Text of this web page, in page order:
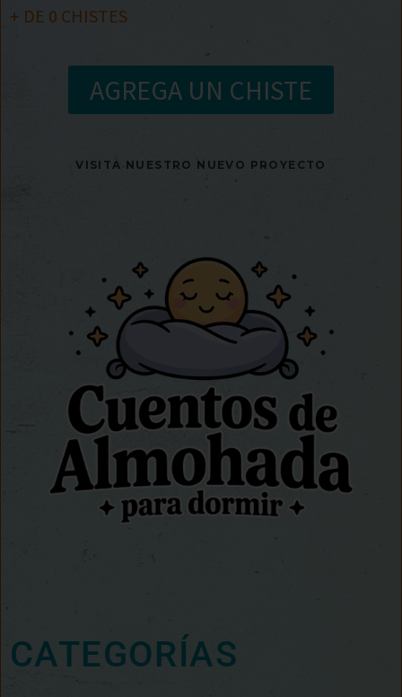
+ DE 0 CHISTES
AGREGA UN CHISTE
VISITA NUESTRO NUEVO PROYECTO
CATEGORÍAS